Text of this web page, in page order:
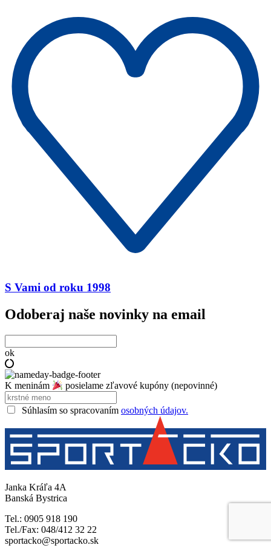
S Vami od roku 1998
Odoberaj naše novinky na email
ok
K meninám posielame zľavové kupóny (nepovinné)
Súhlasím so spracovaním osobných údajov.
Janka Kráľa 4A
Banská Bystrica
Tel.: 0905 918 190
Tel./Fax: 048/412 32 22
sportacko@sportacko.sk